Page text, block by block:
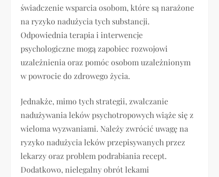
świadczenie wsparcia osobom, które są narażone
na ryzyko nadużycia tych substancji.
Odpowiednia terapia i interwencje
psychologiczne mogą zapobiec rozwojowi
uzależnienia oraz pomóc osobom uzależnionym
w powrocie do zdrowego życia.
Jednakże, mimo tych strategii, zwalczanie
nadużywania leków psychotropowych wiąże się z
wieloma wyzwaniami. Należy zwrócić uwagę na
ryzyko nadużycia leków przepisywanych przez
lekarzy oraz problem podrabiania recept.
Dodatkowo, nielegalny obrót lekami